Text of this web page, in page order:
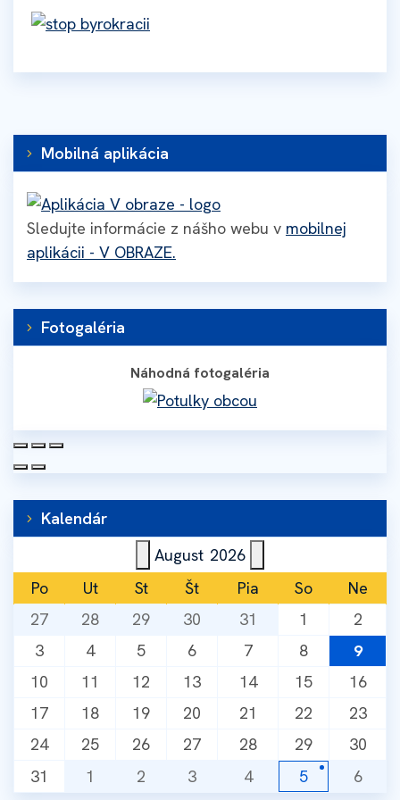
Mobilná aplikácia
Sledujte informácie z nášho webu v mobilnej
aplikácii - V OBRAZE.
Fotogaléria
Náhodná fotogaléria
Kalendár
August 2026
Po
Ut St Št Pia So
Ne
27
28 29 30 31 1
2
3
4 5 6 7 8
9
10
11 12 13 14 15
16
17
18 19 20 21 22
23
24
25 26 27 28 29
30
31
1 2 3 4 5 6